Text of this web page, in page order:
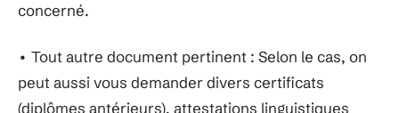
concerné.
• Tout autre document pertinent : Selon le cas, on
peut aussi vous demander divers certificats
(diplômes antérieurs), attestations linguistiques